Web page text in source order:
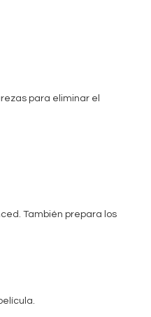
para eliminar el
También prepara los